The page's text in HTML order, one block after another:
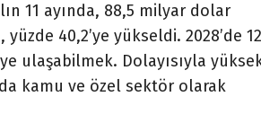
11 ayında, 88,5 milyar dolar
40,2’ye yükseldi. 2028’de
ulaşabilmek. Dolayısıyla
kamu ve özel sektör olarak